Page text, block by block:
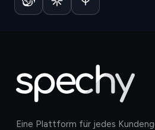
Eine Plattform für jedes